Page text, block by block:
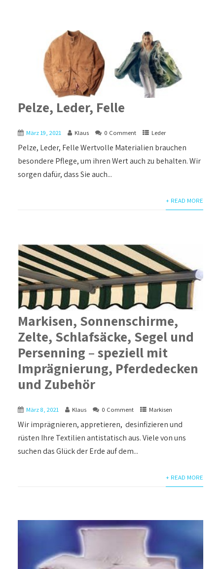
Pelze, Leder, Felle
März 19, 2021 Klaus 0 Comment Leder
Pelze, Leder, Felle Wertvolle Materialien brauchen
besondere Pflege, um ihren Wert auch zu behalten. Wir
sorgen dafür, dass Sie auch...
+ READ MORE
Markisen, Sonnenschirme,
Zelte, Schlafsäcke, Segel und
Persenning – speziell mit
Imprägnierung, Pferdedecken
und Zubehör
März 8, 2021 Klaus 0 Comment Markisen
Wir imprägnieren, appretieren, desinfizieren und
rüsten Ihre Textilien antistatisch aus. Viele von uns
suchen das Glück der Erde auf dem...
+ READ MORE